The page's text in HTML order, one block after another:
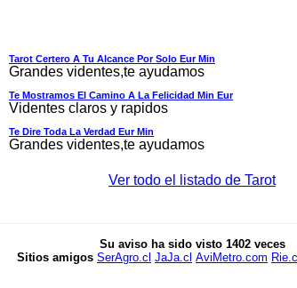
Tarot Certero A Tu Alcance Por Solo Eur Min
Grandes videntes,te ayudamos
Te Mostramos El Camino A La Felicidad Min Eur
Videntes claros y rapidos
Te Dire Toda La Verdad Eur Min
Grandes videntes,te ayudamos
Ver todo el listado de Tarot
Su aviso ha sido visto 1402veces
Sitios amigos SerAgro.cl JaJa.cl AviMetro.com Rie.cl